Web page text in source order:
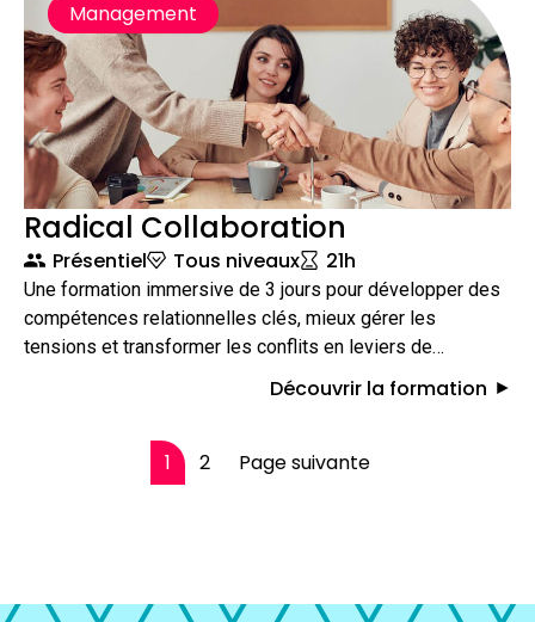
Management
Radical Collaboration
Présentiel Tous niveaux 21h
Une formation immersive de 3 jours pour développer des
compétences relationnelles clés, mieux gérer les
tensions et transformer les conflits en leviers de
coopération. Radical Collaboration permet aux participants
Découvrir la formation
1 2 Page suivante